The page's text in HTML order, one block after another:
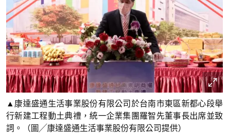
▲康達盛通生活事業股份有限公司於台南市東區新都心段舉
行新建工程動土典禮，統一企業集團羅智先董事長出席並致
詞。（圖╱康達盛通生活事業股份有限公司提供）